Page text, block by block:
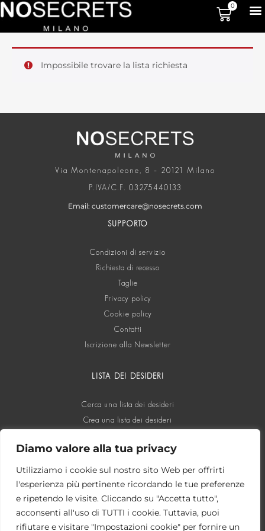
Diamo valore alla tua privacy
Utilizziamo i cookie sul nostro sito Web per offrirti
l'esperienza più pertinente ricordando le tue preferenze
e ripetendo le visite. Cliccando su "Accetta tutto",
acconsenti all'uso di TUTTI i cookie. Tuttavia, puoi
rifiutare e visitare "Impostazioni cookie" per fornire un
0
Impossibile trovare la lista richiesta
Via Montenapoleone, 8 – 20121 Milano
P.IVA/C.F. 03275440133
Email: customercare@nosecrets.com
SUPPORTO
Condizioni di servizio
Richiesta di recesso
Taglie
Privacy policy
Cookie policy
Contatti
Iscrizione alla Newsletter
LISTA DEI DESIDERI
Cerca una lista dei desideri
Crea una lista dei desideri
SOCIAL